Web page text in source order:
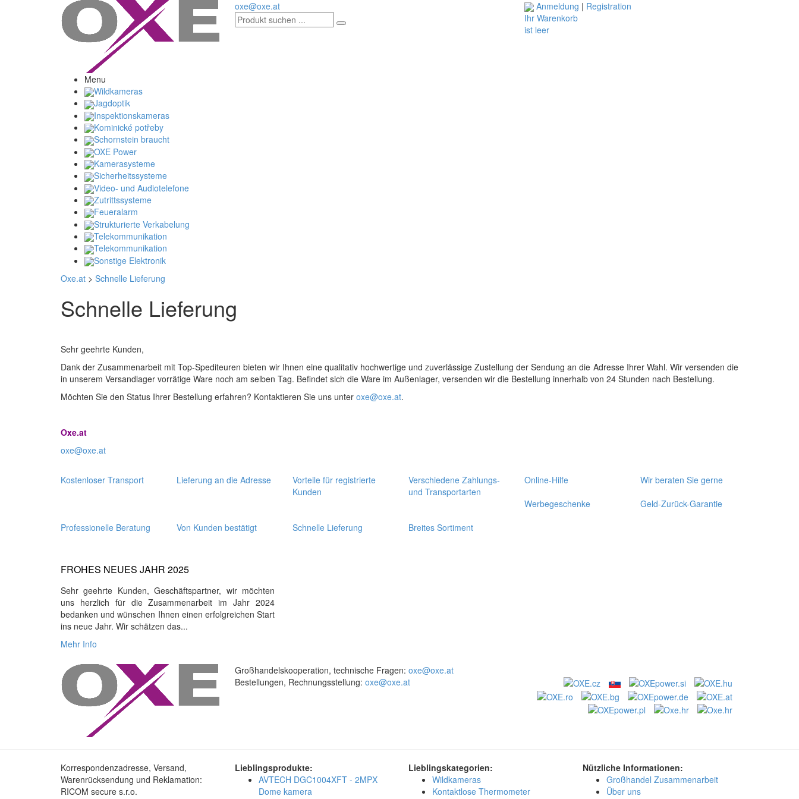
oxe@oxe.at Anmeldung | Registration
Ihr Warenkorb
ist leer
Menu
Wildkameras
Jagdoptik
Inspektionskameras
Kominické potřeby
Schornstein braucht
OXE Power
Kamerasysteme
Sicherheitssysteme
Video- und Audiotelefone
Zutrittssysteme
Feueralarm
Strukturierte Verkabelung
Telekommunikation
Telekommunikation
Sonstige Elektronik
Oxe.at > Schnelle Lieferung
Schnelle Lieferung
Sehr geehrte Kunden,
Dank der Zusammenarbeit mit Top-Spediteuren bieten wir Ihnen eine qualitativ hochwertige und zuverlässige Zustellung der Sendung an die Adresse Ihrer Wahl. Wir versenden die
in unserem Versandlager vorrätige Ware noch am selben Tag. Befindet sich die Ware im Außenlager, versenden wir die Bestellung innerhalb von 24 Stunden nach Bestellung.
Möchten Sie den Status Ihrer Bestellung erfahren? Kontaktieren Sie uns unter oxe@oxe.at.
Oxe.at
oxe@oxe.at
Kostenloser Transport Lieferung an die Adresse
Vorteile für registrierte
Kunden
Verschiedene Zahlungs-
und Transportarten
Online-Hilfe
Wir beraten Sie gerne
Werbegeschenke
Geld-Zurück-Garantie
Professionelle Beratung
Von Kunden bestätigt Schnelle Lieferung Breites Sortiment
FROHES NEUES JAHR 2025
Sehr geehrte Kunden, Geschäftspartner, wir möchten
uns herzlich für die Zusammenarbeit im Jahr 2024
bedanken und wünschen Ihnen einen erfolgreichen Start
ins neue Jahr. Wir schätzen das...
Mehr Info
Großhandelskooperation, technische Fragen: oxe@oxe.at
Bestellungen, Rechnungsstellung: oxe@oxe.at
Korrespondenzadresse, Versand,
Warenrücksendung und Reklamation:
RICOM secure s.r.o.
Lieblingsprodukte:
AVTECH DGC1004XFT - 2MPX
Dome kamera
Lieblingskategorien:
Wildkameras
Kontaktlose Thermometer
Nützliche Informationen:
Großhandel Zusammenarbeit
Über uns